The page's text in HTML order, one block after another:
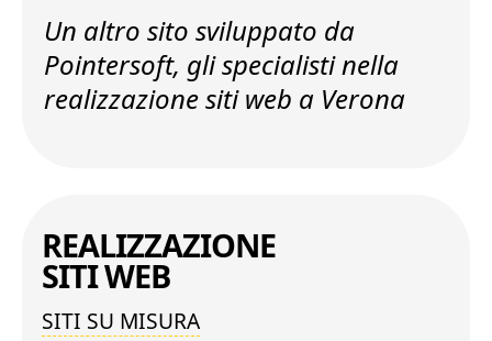
Un altro sito sviluppato da
Pointersoft, gli specialisti nella
realizzazione siti web a Verona
REALIZZAZIONE
SITI WEB
SITI SU MISURA